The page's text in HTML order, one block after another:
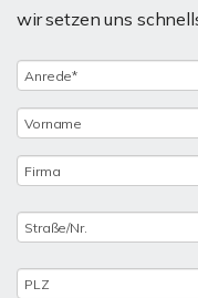
wir setzen uns